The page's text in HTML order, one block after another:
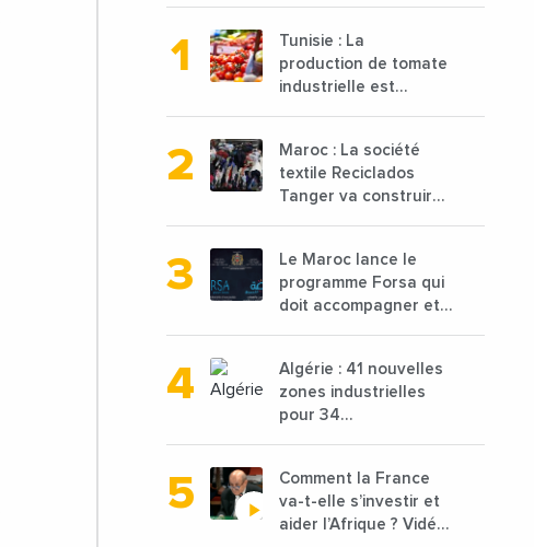
Tunisie : La
production de tomate
industrielle est
baisse de 15%
Maroc : La société
textile Reciclados
Tanger va construire
traiter les déchets
textiles
Le Maroc lance le
programme Forsa qui
doit accompagner et
avec une enveloppe
de 1,25 milliard de
dirhams
Algérie : 41 nouvelles
zones industrielles
pour 34
Comment la France
va-t-elle s’investir et
aider l’Afrique ? Vidéo